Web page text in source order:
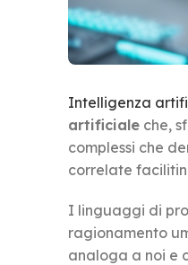
Intelligenza
artificiale che,
complessi che
correlate
I linguaggi di
ragionamento
analoga a noi e